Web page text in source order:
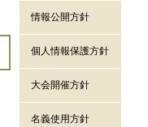
情報公開方針
個人情報保護方針
大会開催方針
名義使用方針